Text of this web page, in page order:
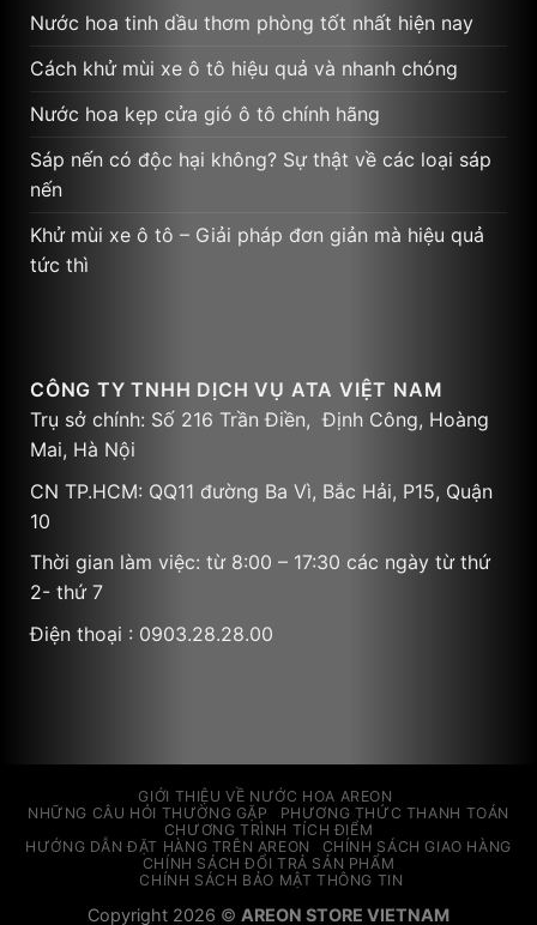
Nước hoa tinh dầu thơm phòng tốt nhất hiện nay
Cách khử mùi xe ô tô hiệu quả và nhanh chóng
Nước hoa kẹp cửa gió ô tô chính hãng
Sáp nến có độc hại không? Sự thật về các loại sáp
nến
Khử mùi xe ô tô – Giải pháp đơn giản mà hiệu quả
tức thì
CÔNG TY TNHH DỊCH VỤ ATA VIỆT NAM
Trụ sở chính: Số 216 Trần Điền, Định Công, Hoàng
Mai, Hà Nội
CN TP.HCM: QQ11 đường Ba Vì, Bắc Hải, P15, Quận
10
Thời gian làm việc: từ 8:00 – 17:30 các ngày từ thứ
2- thứ 7
Điện thoại : 0903.28.28.00
GIỚI THIỆU VỀ NƯỚC HOA AREON
NHỮNG CÂU HỎI THƯỜNG GẶP
PHƯƠNG THỨC THANH TOÁN
CHƯƠNG TRÌNH TÍCH ĐIỂM
HƯỚNG DẪN ĐẶT HÀNG TRÊN AREON
CHÍNH SÁCH GIAO HÀNG
CHÍNH SÁCH ĐỔI TRẢ SẢN PHẨM
CHÍNH SÁCH BẢO MẬT THÔNG TIN
Copyright 2026 © AREON STORE VIETNAM